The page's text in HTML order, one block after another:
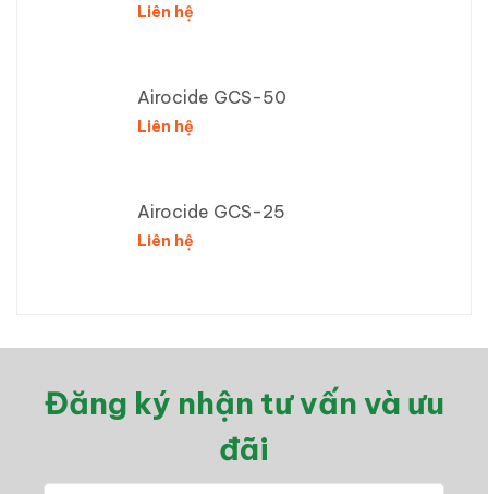
Liên hệ
Airocide GCS-50
Liên hệ
Airocide GCS-25
Liên hệ
Đăng ký nhận tư vấn và ưu
đãi